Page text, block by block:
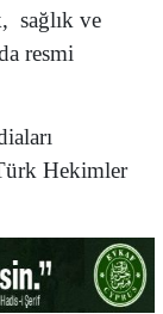
sağlık ve
resmi
Hekimler